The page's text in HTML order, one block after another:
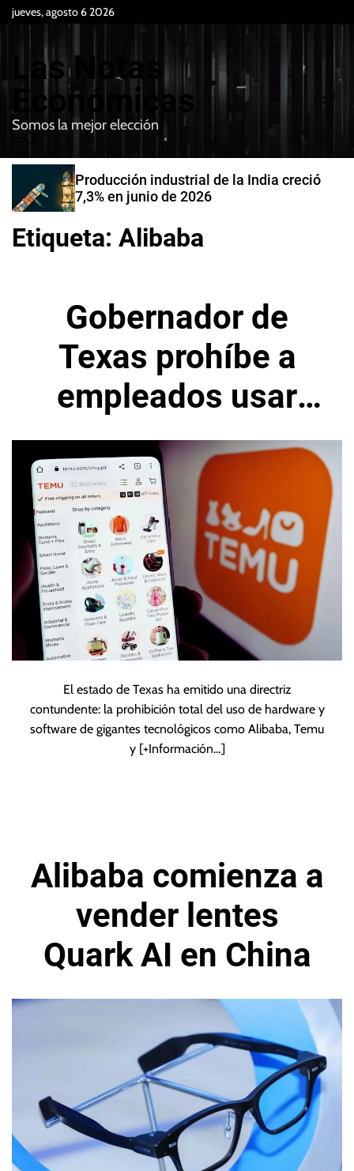
jueves, agosto 6 2026
Las Notas
Económicas
Somos la mejor elección
e
B
u
c
a
Producción industrial de la India creció
7,3% en junio de 2026
Etiqueta: Alibaba
Gobernador de
Texas prohíbe a
empleados usar
productos de
Alibaba y Temu
El estado de Texas ha emitido una directriz
contundente: la prohibición total del uso de hardware y
software de gigantes tecnológicos como Alibaba, Temu
y [+Información…]
Alibaba comienza a
vender lentes
Quark AI en China